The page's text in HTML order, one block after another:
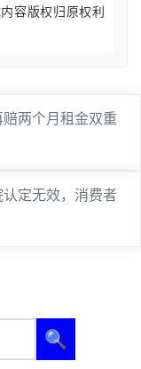
容版权归原权利
两个月租金双重
定无效，消费者
🔍